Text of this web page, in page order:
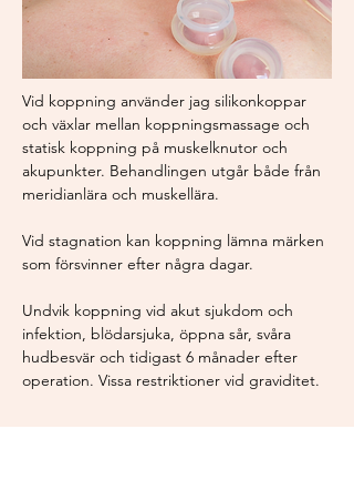
Vid koppning använder jag silikonkoppar
och växlar mellan koppningsmassage och
statisk koppning på muskelknutor och
akupunkter. Behandlingen utgår både från
meridianlära och muskellära.
Vid stagnation kan koppning lämna märken
som försvinner efter några dagar.
Undvik koppning vid akut sjukdom och
infektion, blödarsjuka, öppna sår, svåra
hudbesvär och tidigast 6 månader efter
operation. Vissa restriktioner vid graviditet.